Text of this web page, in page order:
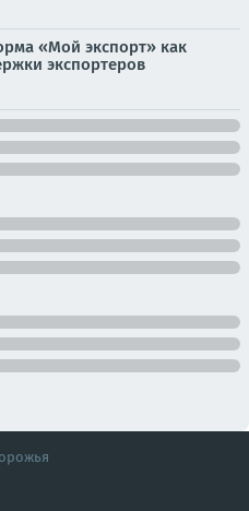
«Мой экспорт» как
экспортеров